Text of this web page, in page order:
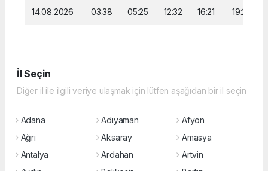
14.08.2026 03:38 05:25 12:32 16:21 19:28
İl Seçin
Diğer il ile ilgili veriye ulaşmak için lütfen aşağıdan bir il seçin
Adana Adıyaman
Afyon
Ağrı
Aksaray
Amasya
Antalya
Ardahan
Artvin